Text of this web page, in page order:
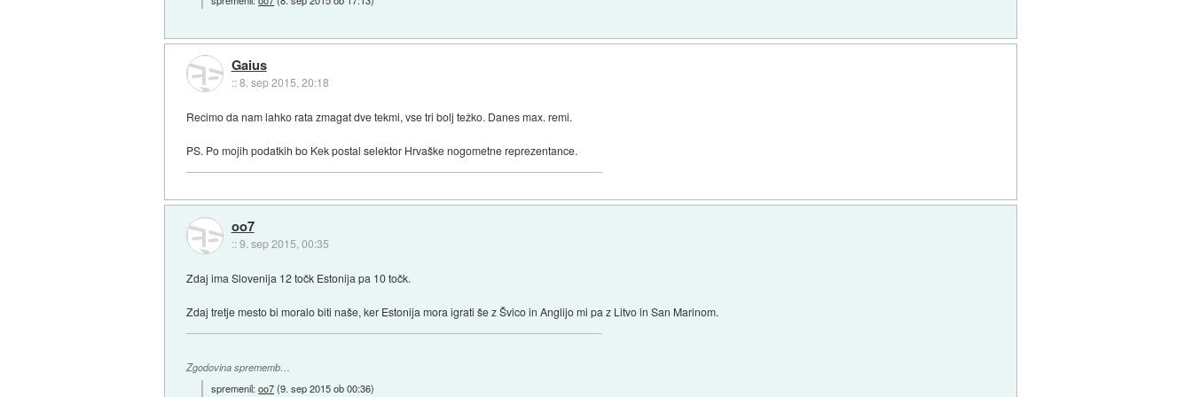
Gaius
::8. sep 2015, 20:18
Recimo da nam lahko rata zmagat dve tekmi, vse tri bolj težko. Danes max. remi.
PS. Po mojih podatkih bo Kek postal selektor Hrvaške nogometne reprezentance.
oo7
::9. sep 2015, 00:35
Zdaj ima Slovenija 12 točk Estonija pa 10 točk.
Zdaj tretje mesto bi moralo biti naše, ker Estonija mora igrati še z Švico in Anglijo mi pa z Litvo in San Marinom.
Zgodovina sprememb…
spremenil:oo7(9. sep 2015 ob 00:36)